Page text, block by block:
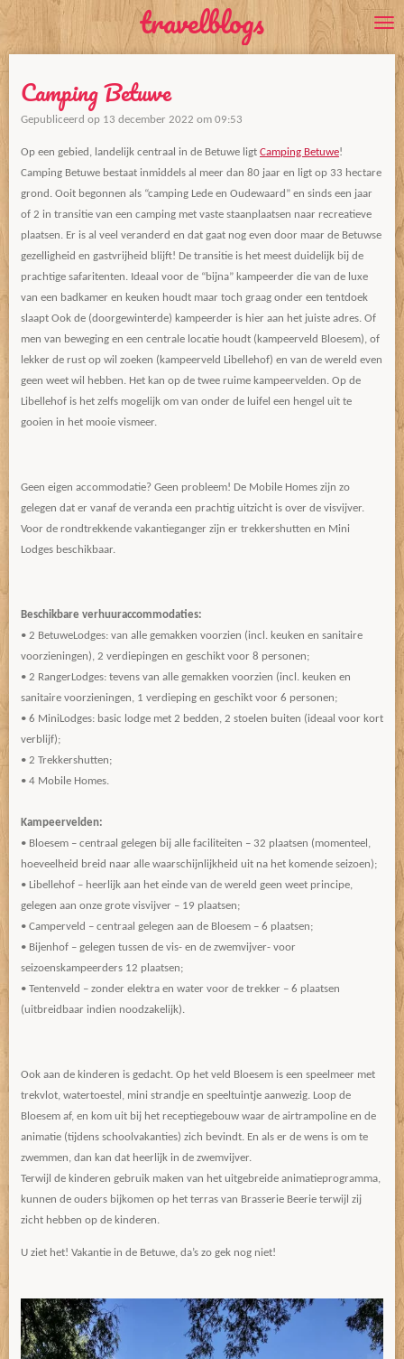
hoofdinhoud
travelblogs
Camping Betuwe
Gepubliceerd op 13 december 2022 om 09:53
Op een gebied, landelijk centraal in de Betuwe ligt Camping Betuwe!
Camping Betuwe bestaat inmiddels al meer dan 80 jaar en ligt op 33 hectare
grond. Ooit begonnen als “camping Lede en Oudewaard” en sinds een jaar
of 2 in transitie van een camping met vaste staanplaatsen naar recreatieve
plaatsen. Er is al veel veranderd en dat gaat nog even door maar de Betuwse
gezelligheid en gastvrijheid blijft! De transitie is het meest duidelijk bij de
prachtige safaritenten. Ideaal voor de “bijna” kampeerder die van de luxe
van een badkamer en keuken houdt maar toch graag onder een tentdoek
slaapt Ook de (doorgewinterde) kampeerder is hier aan het juiste adres. Of
men van beweging en een centrale locatie houdt (kampeerveld Bloesem), of
lekker de rust op wil zoeken (kampeerveld Libellehof) en van de wereld even
geen weet wil hebben. Het kan op de twee ruime kampeervelden. Op de
Libellehof is het zelfs mogelijk om van onder de luifel een hengel uit te
gooien in het mooie vismeer.
Geen eigen accommodatie? Geen probleem! De Mobile Homes zijn zo
gelegen dat er vanaf de veranda een prachtig uitzicht is over de visvijver.
Voor de rondtrekkende vakantieganger zijn er trekkershutten en Mini
Lodges beschikbaar.
Beschikbare verhuuraccommodaties:
• 2 BetuweLodges: van alle gemakken voorzien (incl. keuken en sanitaire
voorzieningen), 2 verdiepingen en geschikt voor 8 personen;
• 2 RangerLodges: tevens van alle gemakken voorzien (incl. keuken en
sanitaire voorzieningen, 1 verdieping en geschikt voor 6 personen;
• 6 MiniLodges: basic lodge met 2 bedden, 2 stoelen buiten (ideaal voor kort
verblijf);
• 2 Trekkershutten;
• 4 Mobile Homes.
Kampeervelden:
• Bloesem – centraal gelegen bij alle faciliteiten – 32 plaatsen (momenteel,
hoeveelheid breid naar alle waarschijnlijkheid uit na het komende seizoen);
• Libellehof – heerlijk aan het einde van de wereld geen weet principe,
gelegen aan onze grote visvijver – 19 plaatsen;
• Camperveld – centraal gelegen aan de Bloesem – 6 plaatsen;
• Bijenhof – gelegen tussen de vis- en de zwemvijver- voor
seizoenskampeerders 12 plaatsen;
• Tentenveld – zonder elektra en water voor de trekker – 6 plaatsen
(uitbreidbaar indien noodzakelijk).
Ook aan de kinderen is gedacht. Op het veld Bloesem is een speelmeer met
trekvlot, watertoestel, mini strandje en speeltuintje aanwezig. Loop de
Bloesem af, en kom uit bij het receptiegebouw waar de airtrampoline en de
animatie (tijdens schoolvakanties) zich bevindt. En als er de wens is om te
zwemmen, dan kan dat heerlijk in de zwemvijver.
Terwijl de kinderen gebruik maken van het uitgebreide animatieprogramma,
kunnen de ouders bijkomen op het terras van Brasserie Beerie terwijl zij
zicht hebben op de kinderen.
U ziet het! Vakantie in de Betuwe, da’s zo gek nog niet!